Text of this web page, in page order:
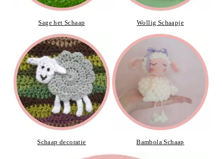
Sage het Schaap Wollig Schaapje
Schaap decoratie Bambola Schaap